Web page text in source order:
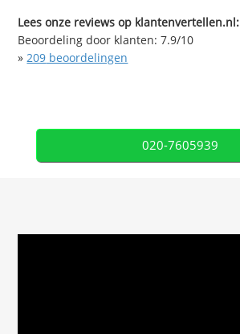
Lees onze reviews op klantenvertellen.nl:
Beoordeling door klanten:7.9/10
»209 beoordelingen
020-7605939